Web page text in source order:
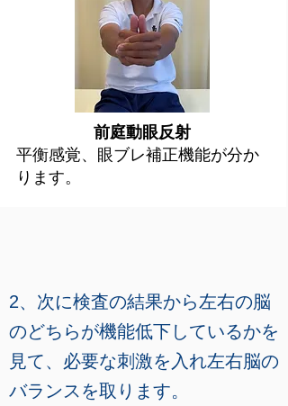
前庭動眼反射
平衡感覚、眼ブレ補正機能が分か
ります。
2、次に検査の結果から左右の脳
のどちらが機能低下しているかを
見て、必要な刺激を入れ左右脳の
バランスを取ります。